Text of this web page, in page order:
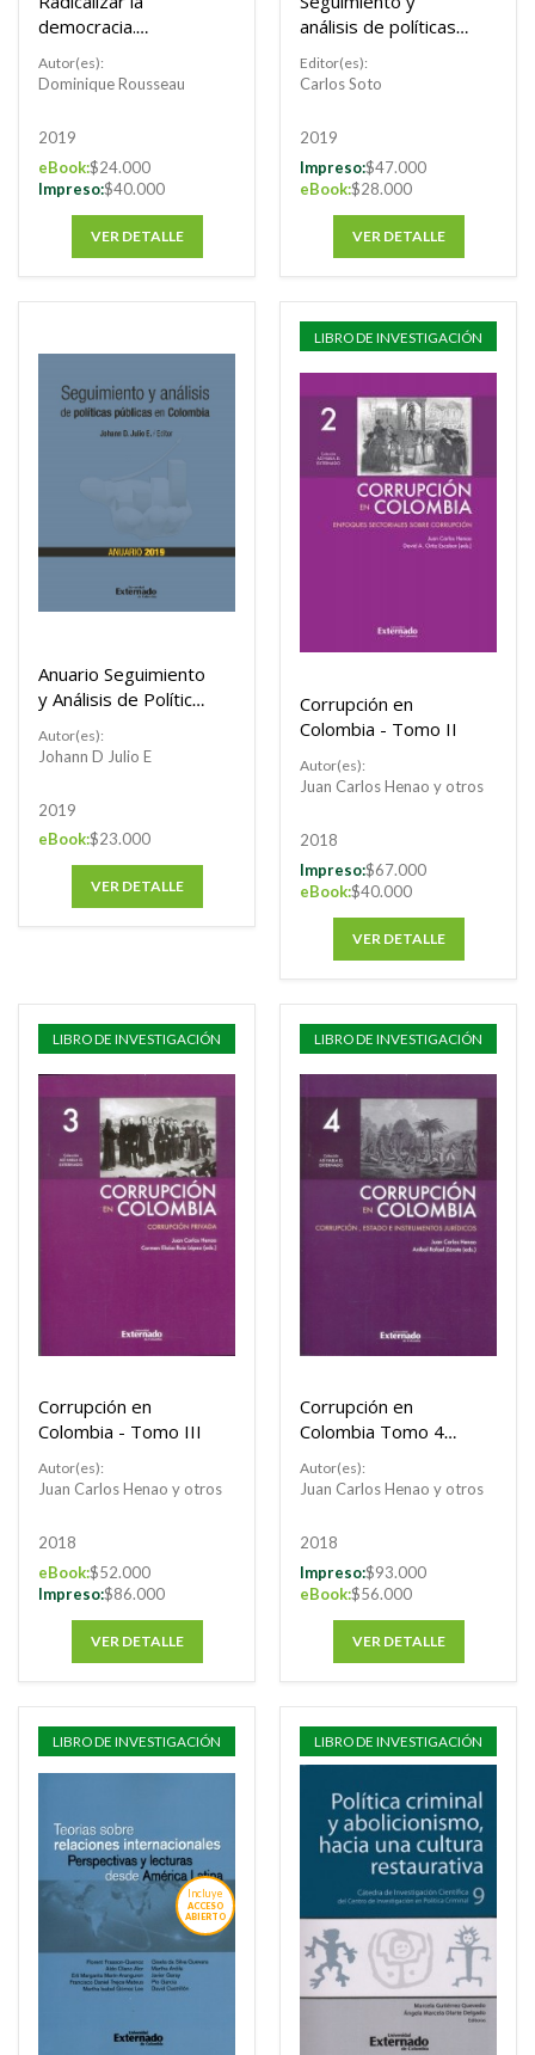
democracia.
Propuestas para una
refundación
Autor(es):
Dominique Rousseau
2019
eBook:$24.000
Impreso:$40.000
VER DETALLE
análisis de políticas
públicas en Colombia
2018
Editor(es):
Carlos Soto
2019
Impreso:$47.000
eBook:$28.000
VER DETALLE
Anuario Seguimiento
y Análisis de Políticas
Autor(es):
Johann D Julio E
2019
eBook:$23.000
VER DETALLE
LIBRO DE INVESTIGACIÓN
Corrupción en
Colombia - Tomo II
Autor(es):
Juan Carlos Henao y otros
2018
Impreso:$67.000
eBook:$40.000
VER DETALLE
LIBRO DE INVESTIGACIÓN
Corrupción en
Colombia - Tomo III
Autor(es):
Juan Carlos Henao y otros
2018
eBook:$52.000
Impreso:$86.000
VER DETALLE
LIBRO DE INVESTIGACIÓN
Corrupción en
Colombia Tomo 4
Corrupción, Estado e
instrumentos
Autor(es):
Juan Carlos Henao y otros
2018
Impreso:$93.000
eBook:$56.000
VER DETALLE
LIBRO DE INVESTIGACIÓN
Incluye
ACCESO
ABIERTO
LIBRO DE INVESTIGACIÓN